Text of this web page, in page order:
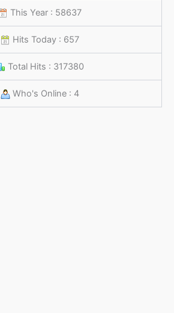
This Year : 58637
Hits Today : 657
Total Hits : 317380
Who's Online : 4